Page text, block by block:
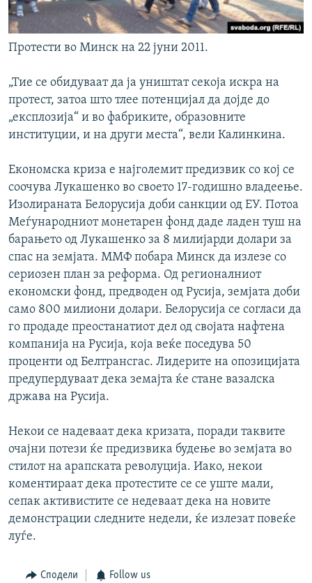
Протести во Минск на 22 јуни 2011.
„Тие се обидуваат да ја уништат секоја искра на
протест, затоа што тлее потенцијал да дојде до
„експлозија“ и во фабриките, образовните
институции, и на други места“, вели Калинкина.
Економска криза е најголемит предизвик со кој се
соочува Лукашенко во своето 17-годишно владеење.
Изолираната Белорусија доби санкции од ЕУ. Потоа
Меѓународниот монетарен фонд даде ладен туш на
барањето од Лукашенко за 8 милијарди долари за
спас на земјата. ММФ побара Минск да излезе со
сериозен план за реформа. Од регионалниот
економски фонд, предводен од Русија, земјата доби
само 800 милиони долари. Белорусија се согласи да
го продаде преостанатиот дел од својата нафтена
компанија на Русија, која веќе поседува 50
проценти од Белтрансгас. Лидерите на опозицијата
предупердуваат дека земајта ќе стане вазалска
држава на Русија.
Некои се надеваат дека кризата, поради таквите
очајни потези ќе предизвика будење во земјата во
стилот на арапската револуција. Иако, некои
коментираат дека протестите се се уште мали,
сепак активистите се недеваат дека на новите
демонстрации следните недели, ќе излезат повеќе
луѓе.
Сподели Follow us